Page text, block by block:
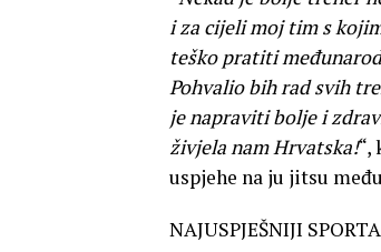
i za cijeli moj tim s
teško pratiti
Pohvalio bih rad svih
je napraviti bolje i
živjela nam Hrvatska!“,
uspjehe na ju jitsu
NAJUSPJEŠNIJI